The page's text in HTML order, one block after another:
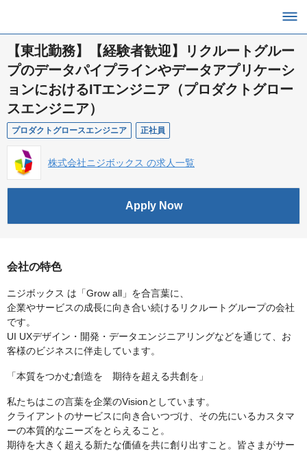
【東北勤務】【経験者歓迎】リクルートグルー
プのデータパイプラインやデータアプリケーシ
ョンにおけるITエンジニア（プロダクトグロー
スエンジニア）
プロダクトグロースエンジニア 正社員
株式会社ニジボックス の求人一覧
Apply Now
会社の特色
ニジボックス は「Grow all」を合言葉に、
企業やサービスの成長に向き合い続けるリクルートグループの会社
です。
UI UXデザイン・開発・データエンジニアリングなどを通じて、お
客様のビジネスに伴走しています。
「本質をつかむ創造を 期待を超える共創を」
私たちはこの言葉を企業のVisionとしています。
クライアントのサービスに向き合いつづけ、その先にいるカスタマ
ーの本質的なニーズをとらえること。
期待を大きく超える新たな価値を共に創り出すこと。皆さまがサー